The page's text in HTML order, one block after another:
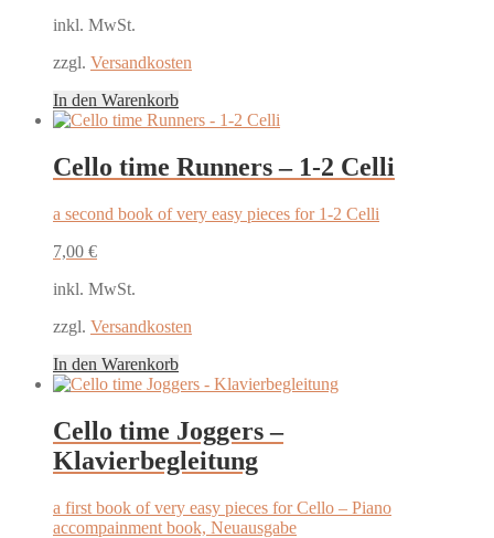
inkl. MwSt.
zzgl. Versandkosten
In den Warenkorb
Cello time Runners – 1-2 Celli
a second book of very easy pieces for 1-2 Celli
7,00 €
inkl. MwSt.
zzgl. Versandkosten
In den Warenkorb
Cello time Joggers –
Klavierbegleitung
a first book of very easy pieces for Cello – Piano
accompainment book, Neuausgabe